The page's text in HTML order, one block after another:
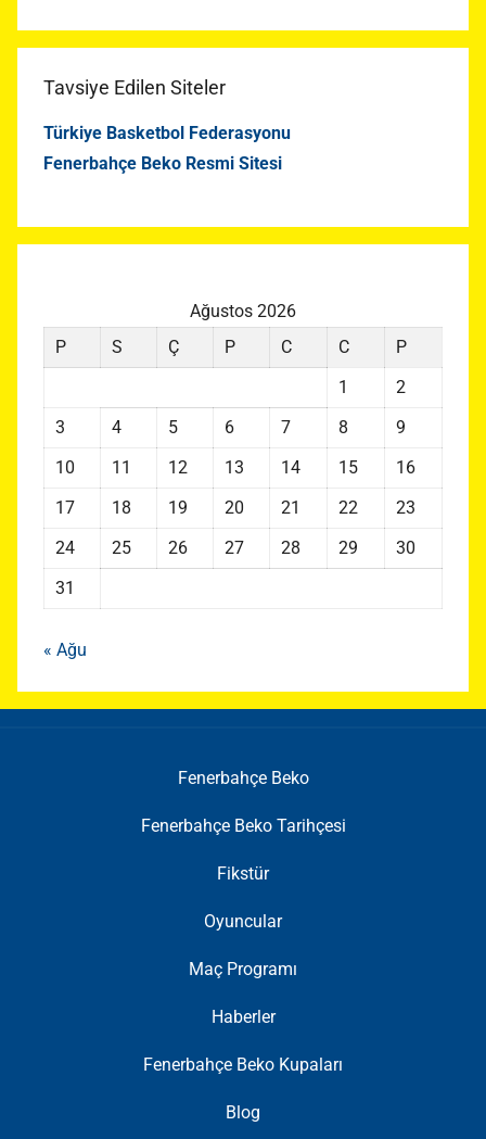
Tavsiye Edilen Siteler
Türkiye Basketbol Federasyonu
Fenerbahçe Beko Resmi Sitesi
Ağustos 2026
P
S Ç P C C
P
1
2
3
4 5 6 7 8
9
10
11 12 13 14 15
16
17
18 19 20 21 22
23
24
25 26 27 28 29
30
31
« Ağu
Fenerbahçe Beko
Fenerbahçe Beko Tarihçesi
Fikstür
Oyuncular
Maç Programı
Haberler
Fenerbahçe Beko Kupaları
Blog